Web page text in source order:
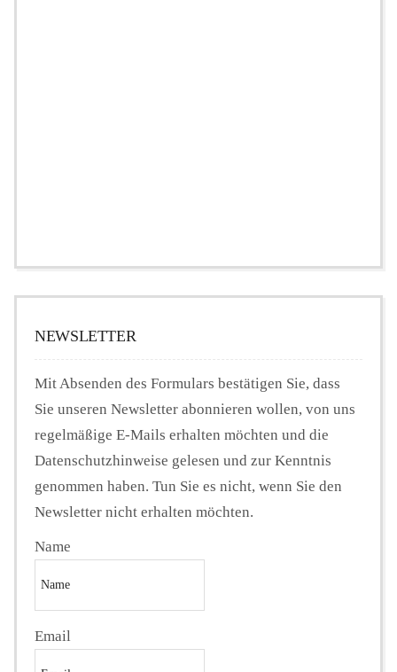
NEWSLETTER
Mit Absenden des Formulars bestätigen Sie, dass
Sie unseren Newsletter abonnieren wollen, von uns
regelmäßige E-Mails erhalten möchten und die
Datenschutzhinweise gelesen und zur Kenntnis
genommen haben. Tun Sie es nicht, wenn Sie den
Newsletter nicht erhalten möchten.
Name
Email